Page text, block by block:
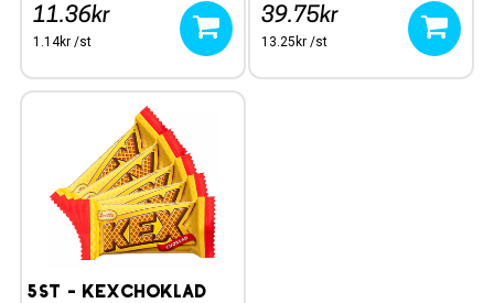
11.36kr
1.14kr /st
39.75kr
13.25kr /st
5st - Kexchoklad